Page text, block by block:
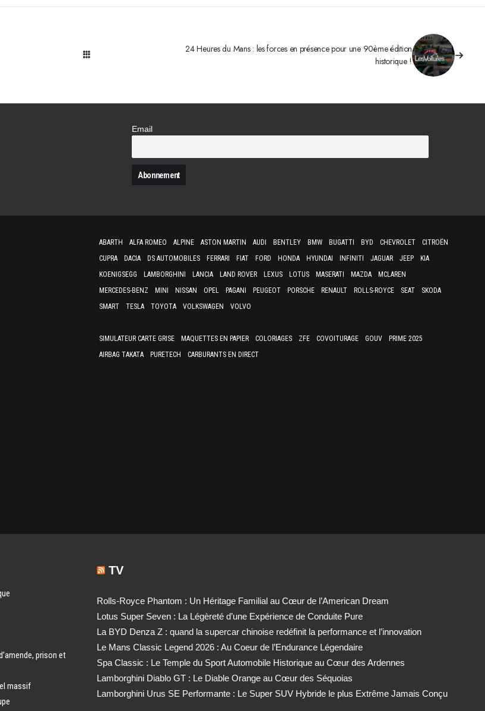
24 Heures du Mans : les forces en présence pour une 90ème édition
historique !
Email
ABARTH ALFA ROMEO ALPINE ASTON MARTIN AUDI BENTLEY BMW BUGATTI BYD CHEVROLET
CITROËN
CUPRA
DACIA DS AUTOMOBILES FERRARI FIAT FORD HONDA HYUNDAI INFINITI JAGUAR JEEP
KIA
KOENIGSEGG
LAMBORGHINI LANCIA LAND ROVER LEXUS LOTUS MASERATI MAZDA
MCLAREN
MERCEDES-BENZ
MINI NISSAN OPEL PAGANI PEUGEOT PORSCHE RENAULT ROLLS-ROYCE SEAT
SKODA
SMART
TESLA TOYOTA VOLKSWAGEN VOLVO
SIMULATEUR CARTE GRISE MAQUETTES EN PAPIER COLORIAGES ZFE COVOITURAGE GOUV
PRIME 2025
AIRBAG TAKATA
PURETECH CARBURANTS EN DIRECT
prison et
massif
TV
Rolls-Royce Phantom : Un Héritage Familial au Cœur de l’American Dream
Lotus Super Seven : La Légèreté d’une Expérience de Conduite Pure
La BYD Denza Z : quand la supercar chinoise redéfinit la performance et l’innovation
Le Mans Classic Legend 2026 : Au Coeur de l’Endurance Légendaire
Spa Classic : Le Temple du Sport Automobile Historique au Cœur des Ardennes
Lamborghini Diablo GT : Le Diable Orange au Cœur des Séquoias
Lamborghini Urus SE Performante : Le Super SUV Hybride le plus Extrême Jamais Conçu